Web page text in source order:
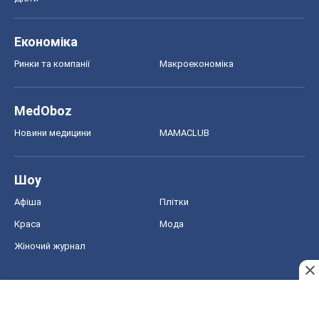
Економіка
Ринки та компанії Макроекономіка
MedOboz
Новини медицини MAMACLUB
Шоу
Афіша Плітки
Краса Мода
Жіночий журнал